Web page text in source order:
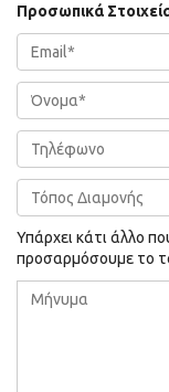
Προσωπικά
Υπάρχει κάτι άλλο
προσαρμόσουμε το